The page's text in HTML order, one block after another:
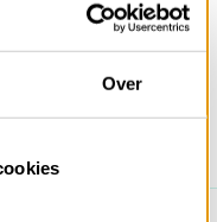
Over